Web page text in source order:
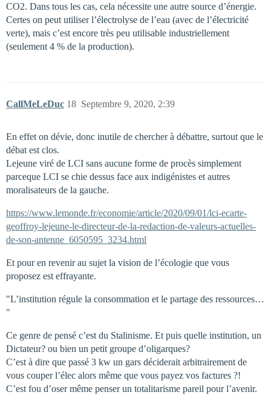
CO2. Dans tous les cas, cela nécessite une autre source d’énergie.
Certes on peut utiliser l’électrolyse de l’eau (avec de l’électricité
verte), mais c’est encore très peu utilisable industriellement
(seulement 4 % de la production).
CallMeLeDuc Septembre 9, 2020, 2:39
18
En effet on dévie, donc inutile de chercher à débattre, surtout que le
débat est clos.
Lejeune viré de LCI sans aucune forme de procès simplement
parceque LCI se chie dessus face aux indigénistes et autres
moralisateurs de la gauche.
https://www.lemonde.fr/economie/article/2020/09/01/lci-ecarte-
geoffroy-lejeune-le-directeur-de-la-redaction-de-valeurs-actuelles-
de-son-antenne_6050595_3234.html
Et pour en revenir au sujet la vision de l’écologie que vous
proposez est effrayante.
"L’institution régule la consommation et le partage des ressources…
"
Ce genre de pensé c’est du Stalinisme. Et puis quelle institution, un
Dictateur? ou bien un petit groupe d’oligarques?
C’est à dire que passé 3 kw un gars déciderait arbitrairement de
vous couper l’élec alors même que vous payez vos factures ?!
C’est fou d’oser même penser un totalitarisme pareil pour l’avenir.